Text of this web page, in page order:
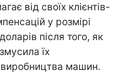
від своїх клієнтів-
у розмірі
після того, як
їх
машин.